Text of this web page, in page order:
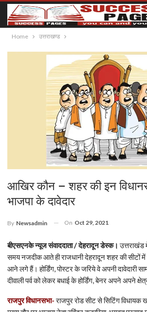
Home उत्तराखण्ड
आखिर कौन – शहर की इन
भाजपा के दावेदार
By Newsadmin On Oct 29, 2021
बीएसएनके न्यूज संवाददाता / देहरादून डेस्क। उत्तराखंड
समय नजदीक आते ही राजधानी देहरादून शहर की सीटों में
आने लगे हैं। होर्डिंग, पोस्टर के जरिये वे अपनी दावेदारी
दीवाली पर्व को लेकर बधाई के होर्डिंग, बेनर अपने अपने
राजपुर विधानसभा-राजपुर रोड सीट से सिटिंग